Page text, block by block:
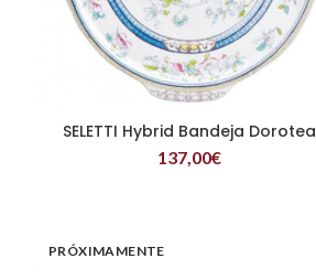
LEER MÁS
SELETTI Hybrid Bandeja Dorotea
137,00€
PRÓXIMAMENTE